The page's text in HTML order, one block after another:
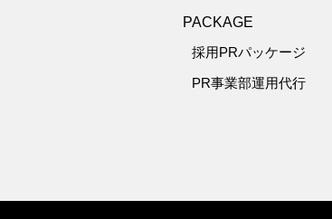
PACKAGE
採用PRパッケージ
PR事業部運用代行